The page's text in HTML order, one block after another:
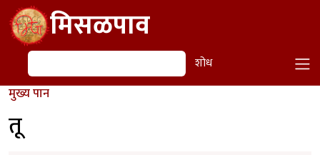
Skip to main contentमिसळपाव
शोध शोध
मुख्य पान
तू